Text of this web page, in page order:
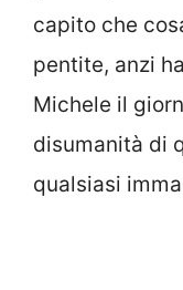
capito che
pentite, anzi
Michele il
disumanità di
qualsiasi